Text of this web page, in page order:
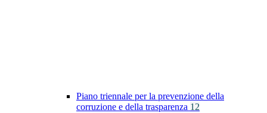
Piano triennale per la prevenzione della
corruzione e della trasparenza 12